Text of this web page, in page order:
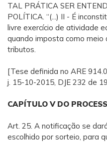
TAL PRÁTICA SER
POLÍTICA. “(...) II - É
livre exercício de atividade
quando imposta como meio
tributos.
[Tese definida no ARE
j. 15-10-2015, DJE 232 de
CAPÍTULO V DO
Art. 25. A notificação se
escolhido por sorteio, para